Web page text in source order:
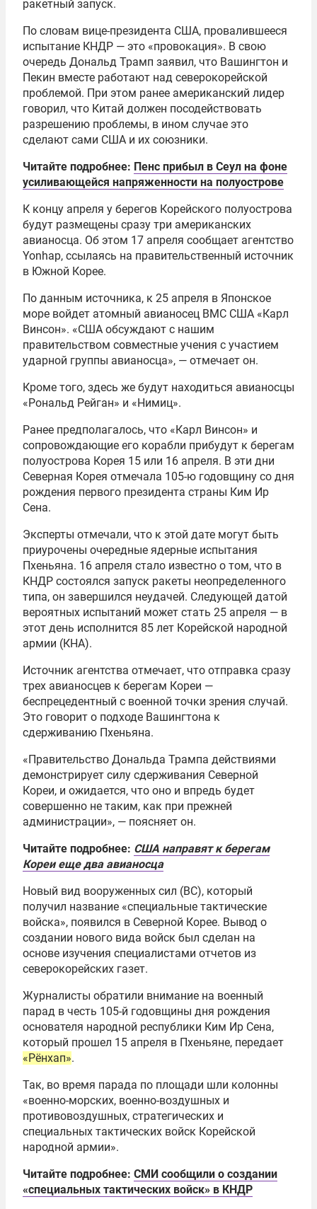
ракетный запуск.
По словам вице-президента США, провалившееся
испытание КНДР — это «провокация». В свою
очередь Дональд Трамп заявил, что Вашингтон и
Пекин вместе работают над северокорейской
проблемой. При этом ранее американский лидер
говорил, что Китай должен посодействовать
разрешению проблемы, в ином случае это
сделают сами США и их союзники.
Читайте подробнее: Пенс прибыл в Сеул на фоне
усиливающейся напряженности на полуострове
К концу апреля у берегов Корейского полуострова
будут размещены сразу три американских
авианосца. Об этом 17 апреля сообщает агентство
Yonhap, ссылаясь на правительственный источник
в Южной Корее.
По данным источника, к 25 апреля в Японское
море войдет атомный авианосец ВМС США «Карл
Винсон». «США обсуждают с нашим
правительством совместные учения с участием
ударной группы авианосца», — отмечает он.
Кроме того, здесь же будут находиться авианосцы
«Рональд Рейган» и «Нимиц».
Ранее предполагалось, что «Карл Винсон» и
сопровождающие его корабли прибудут к берегам
полуострова Корея 15 или 16 апреля. В эти дни
Северная Корея отмечала 105-ю годовщину со дня
рождения первого президента страны Ким Ир
Сена.
Эксперты отмечали, что к этой дате могут быть
приурочены очередные ядерные испытания
Пхеньяна. 16 апреля стало известно о том, что в
КНДР состоялся запуск ракеты неопределенного
типа, он завершился неудачей. Следующей датой
вероятных испытаний может стать 25 апреля — в
этот день исполнится 85 лет Корейской народной
армии (КНА).
Источник агентства отмечает, что отправка сразу
трех авианосцев к берегам Кореи —
беспрецедентный с военной точки зрения случай.
Это говорит о подходе Вашингтона к
сдерживанию Пхеньяна.
«Правительство Дональда Трампа действиями
демонстрирует силу сдерживания Северной
Кореи, и ожидается, что оно и впредь будет
совершенно не таким, как при прежней
администрации», — поясняет он.
Читайте подробнее: США направят к берегам
Кореи еще два авианосца
Новый вид вооруженных сил (ВС), который
получил название «специальные тактические
войска», появился в Северной Корее. Вывод о
создании нового вида войск был сделан на
основе изучения специалистами отчетов из
северокорейских газет.
Журналисты обратили внимание на военный
парад в честь 105-й годовщины дня рождения
основателя народной республики Ким Ир Сена,
который прошел 15 апреля в Пхеньяне, передает
«Рёнхап».
Так, во время парада по площади шли колонны
«военно-морских, военно-воздушных и
противовоздушных, стратегических и
специальных тактических войск Корейской
народной армии».
Читайте подробнее: СМИ сообщили о создании
«специальных тактических войск» в КНДР